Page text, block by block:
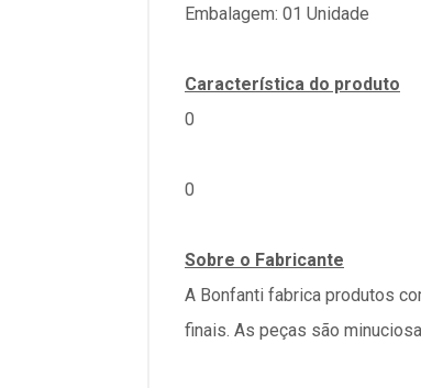
Embalagem: 01 Unidade
Característica do produto
0
0
Sobre o Fabricante
A Bonfanti fabrica produtos
finais. As peças são